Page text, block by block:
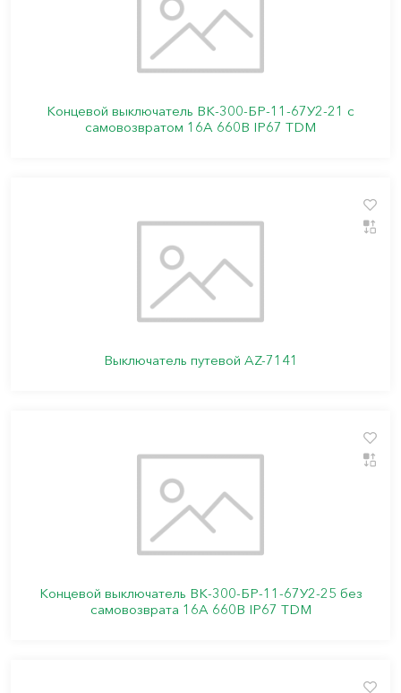
Концевой выключатель ВК-300-БР-11-67У2-21 с
самовозвратом 16А 660В IP67 TDM
Выключатель путевой AZ-7141
Концевой выключатель ВК-300-БР-11-67У2-25 без
самовозврата 16А 660В IP67 TDM